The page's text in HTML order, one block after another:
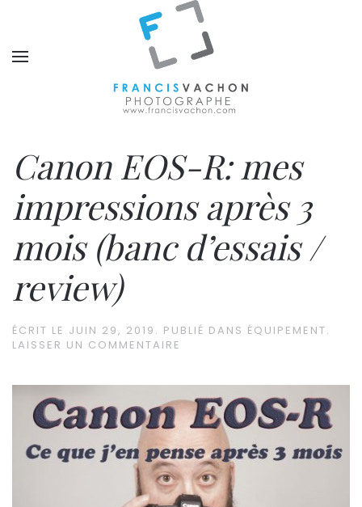
Canon EOS-R: mes
impressions après 3
mois (banc d’essais /
review)
ÉCRIT LE JUIN 29, 2019 . PUBLIÉ DANS ÉQUIPEMENT.
LAISSER UN COMMENTAIRE